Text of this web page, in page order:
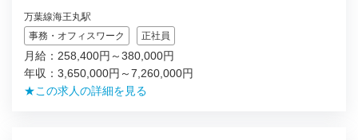
万葉線海王丸駅
事務・オフィスワーク
正社員
月給：258,400円～380,000円
年収：3,650,000円～7,260,000円
★この求人の詳細を見る